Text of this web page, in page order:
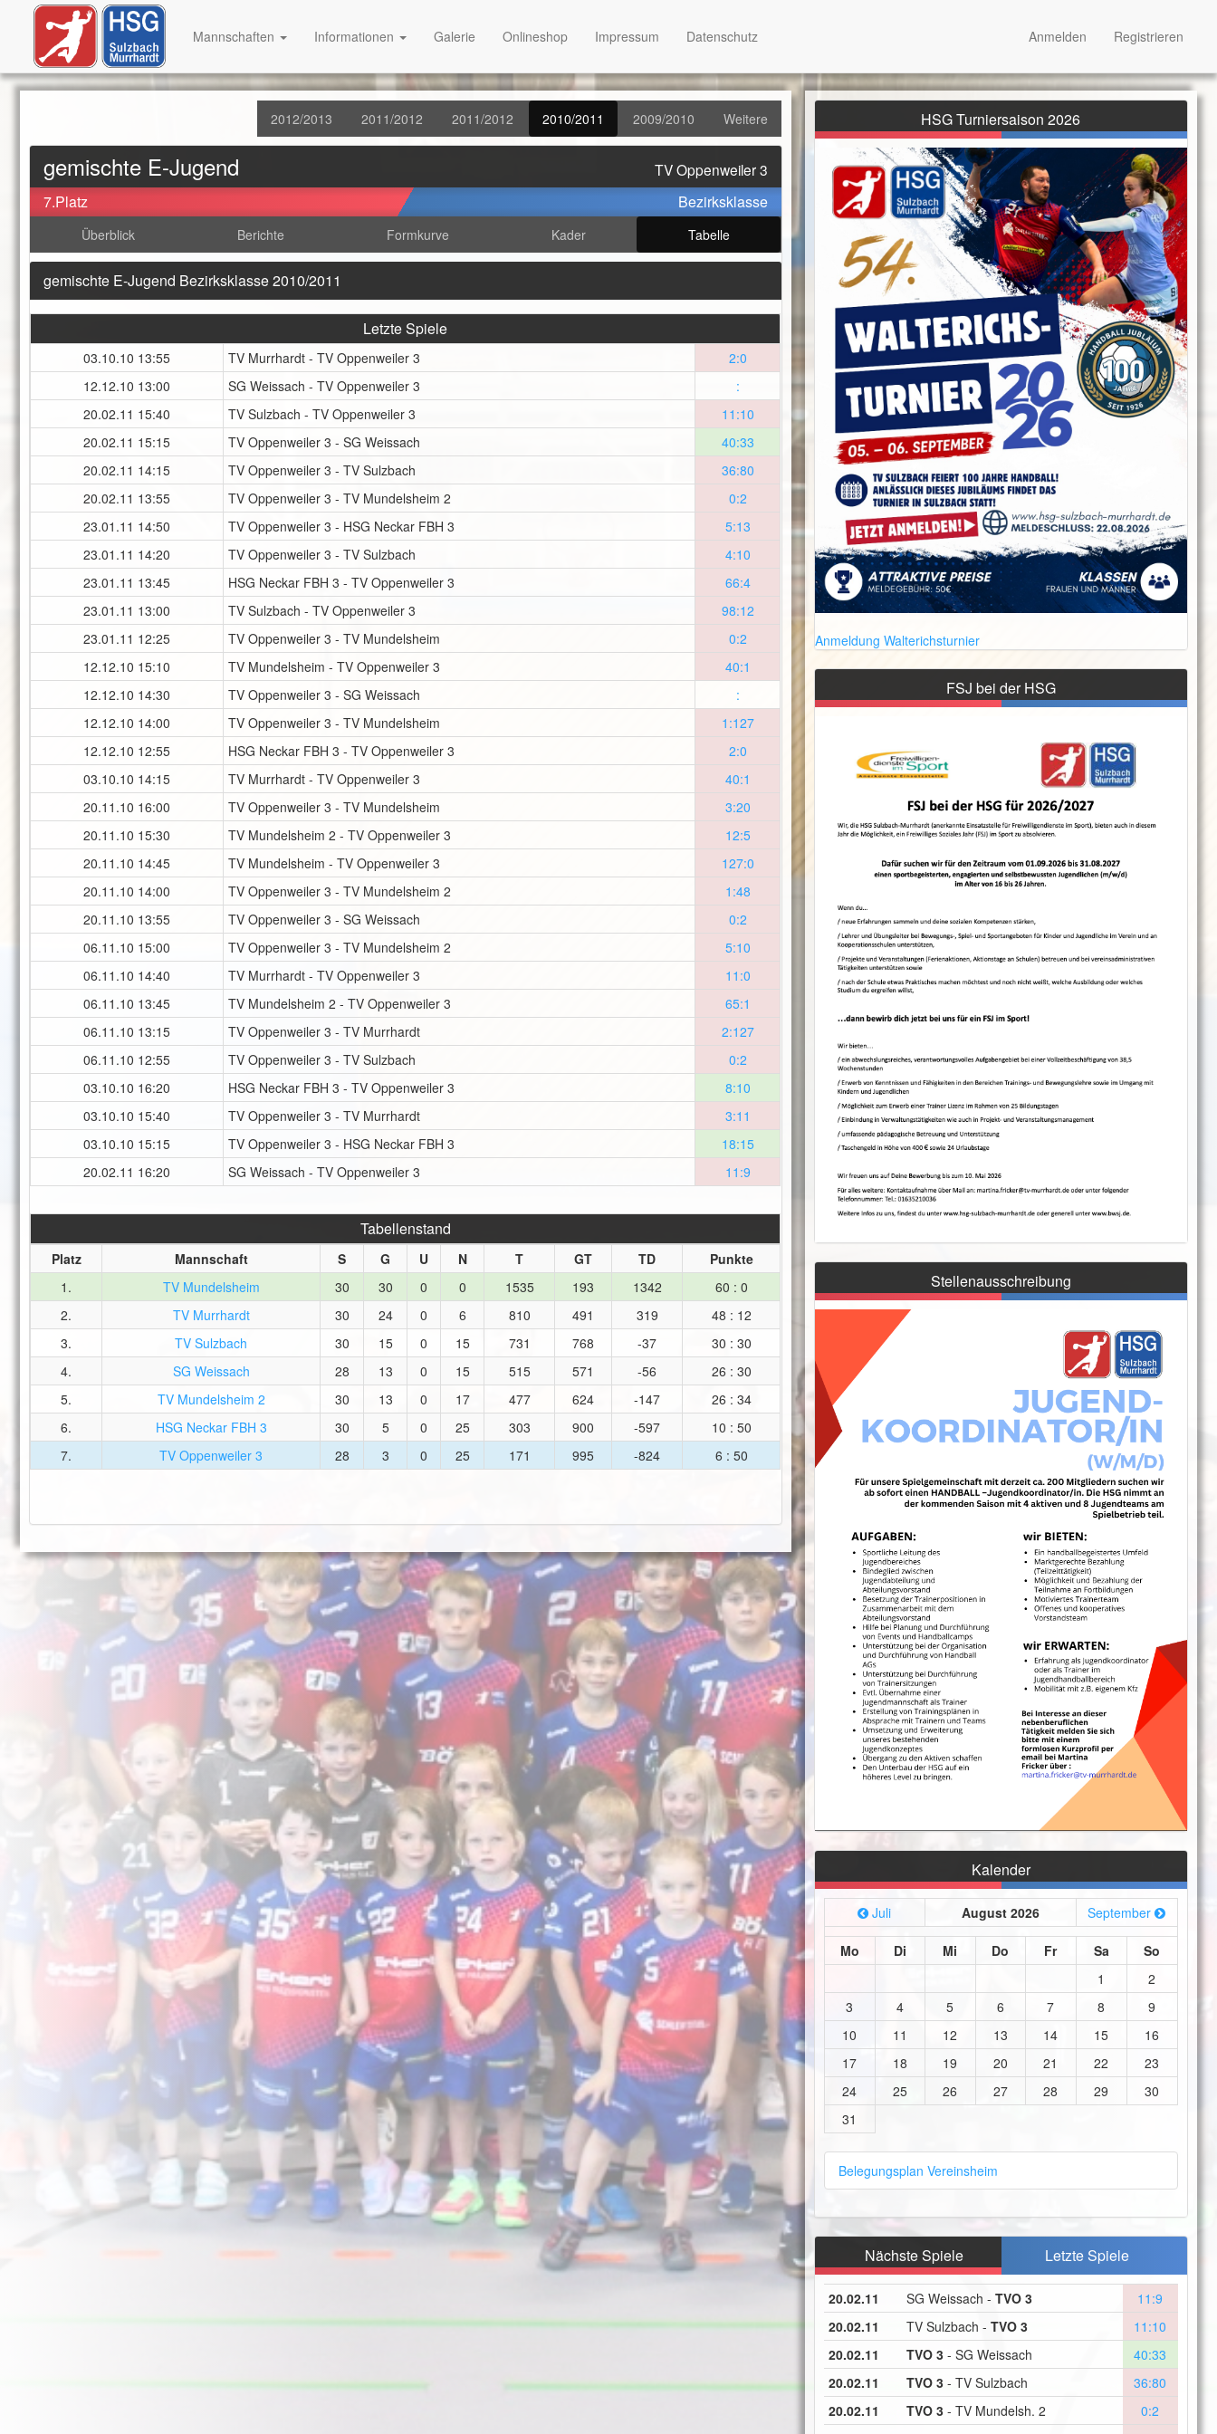
2012/2013 2011/2012 2011/2012 2010/2011 2009/2010 Weitere
gemischte E-Jugend TV Oppenweiler 3
7.Platz Bezirksklasse
Überblick Berichte Formkurve Kader Tabelle
gemischte E-Jugend Bezirksklasse 2010/2011
Letzte Spiele
03.10.10 13:55 TV Murrhardt - TV Oppenweiler 3
2:0
12.12.10 13:00 SG Weissach - TV Oppenweiler 3
:
20.02.11 15:40 TV Sulzbach - TV Oppenweiler 3
11:10
20.02.11 15:15 TV Oppenweiler 3 - SG Weissach
40:33
20.02.11 14:15 TV Oppenweiler 3 - TV Sulzbach
36:80
20.02.11 13:55 TV Oppenweiler 3 - TV Mundelsheim 2
0:2
23.01.11 14:50 TV Oppenweiler 3 - HSG Neckar FBH 3
5:13
23.01.11 14:20 TV Oppenweiler 3 - TV Sulzbach
4:10
23.01.11 13:45 HSG Neckar FBH 3 - TV Oppenweiler 3
66:4
23.01.11 13:00 TV Sulzbach - TV Oppenweiler 3
98:12
23.01.11 12:25 TV Oppenweiler 3 - TV Mundelsheim
0:2
12.12.10 15:10 TV Mundelsheim - TV Oppenweiler 3
40:1
12.12.10 14:30 TV Oppenweiler 3 - SG Weissach
:
12.12.10 14:00 TV Oppenweiler 3 - TV Mundelsheim
1:127
12.12.10 12:55 HSG Neckar FBH 3 - TV Oppenweiler 3
2:0
03.10.10 14:15 TV Murrhardt - TV Oppenweiler 3
40:1
20.11.10 16:00 TV Oppenweiler 3 - TV Mundelsheim
3:20
20.11.10 15:30 TV Mundelsheim 2 - TV Oppenweiler 3
12:5
20.11.10 14:45 TV Mundelsheim - TV Oppenweiler 3
127:0
20.11.10 14:00 TV Oppenweiler 3 - TV Mundelsheim 2
1:48
20.11.10 13:55 TV Oppenweiler 3 - SG Weissach
0:2
06.11.10 15:00 TV Oppenweiler 3 - TV Mundelsheim 2
5:10
06.11.10 14:40 TV Murrhardt - TV Oppenweiler 3
11:0
06.11.10 13:45 TV Mundelsheim 2 - TV Oppenweiler 3
65:1
06.11.10 13:15 TV Oppenweiler 3 - TV Murrhardt
2:127
06.11.10 12:55 TV Oppenweiler 3 - TV Sulzbach
0:2
03.10.10 16:20 HSG Neckar FBH 3 - TV Oppenweiler 3
8:10
03.10.10 15:40 TV Oppenweiler 3 - TV Murrhardt
3:11
03.10.10 15:15 TV Oppenweiler 3 - HSG Neckar FBH 3
18:15
20.02.11 16:20 SG Weissach - TV Oppenweiler 3 11:9
Tabellenstand
Platz Mannschaft S G U N T GT TD
Punkte
1.
TV Mundelsheim 30 30 0 0 1535 193 1342
60 : 0
2.
TV Murrhardt 30 24 0 6 810 491 319
48 : 12
3.
TV Sulzbach 30 15 0 15 731 768 -37
30 : 30
4.
SG Weissach 28 13 0 15 515 571 -56
26 : 30
5.
TV Mundelsheim 2 30 13 0 17 477 624 -147
26 : 34
6.
HSG Neckar FBH 3 30 5 0 25 303 900 -597
10 : 50
7.
TV Oppenweiler 3 28 3 0 25 171 995 -824 6 : 50
HSG Turniersaison 2026
Anmeldung Walterichsturnier
FSJ bei der HSG
Stellenausschreibung
Kalender
Juli August 2026 September
Mo Di Mi Do Fr Sa
So
1
2
3
4 5 6 7 8
9
10
11 12 13 14 15
16
17
18 19 20 21 22
23
24
25 26 27 28 29
30
31
Belegungsplan Vereinsheim
Nächste Spiele Letzte Spiele
20.02.11 SG Weissach - TVO 3
11:9
20.02.11
TV Sulzbach - TVO 3
11:10
20.02.11
TVO 3- SG Weissach
40:33
20.02.11
TVO 3- TV Sulzbach
36:80
20.02.11
TVO 3- TV Mundelsh. 2
0:2
Mannschaften Informationen Galerie Onlineshop Impressum Datenschutz Anmelden Registrieren